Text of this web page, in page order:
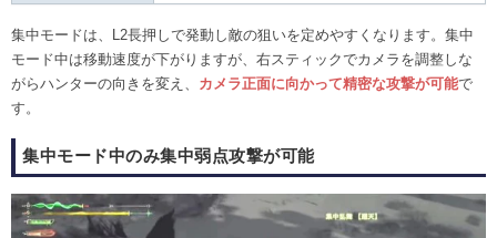
集中モードは、L2長押しで発動し敵の狙いを定めやすくなります。集中
モード中は移動速度が下がりますが、右スティックでカメラを調整しな
がらハンターの向きを変え、 カメラ正面に向かって精密な攻撃が可能で
す。
集中モード中のみ集中弱点攻撃が可能